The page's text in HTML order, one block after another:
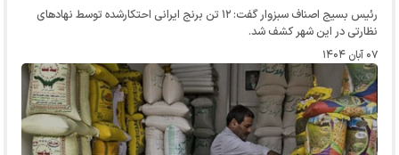
رئیس بسیج اصناف سبزوار گفت: ۱۲ تن برنج ایرانی احتکارشده توسط نهادهای
نظارتی در این شهر کشف شد.
۰۷ آبان ۱۴۰۴